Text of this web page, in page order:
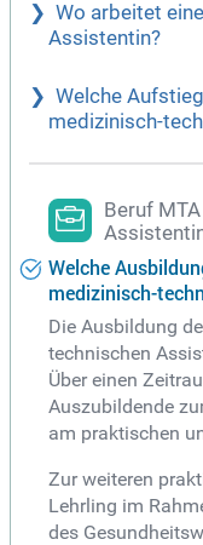
Wo arbeitet
Assistentin?
Welche
medizinisch-
Beruf
Welche
medizinisch-
Die Ausbildung
technischen
Über einen
Auszubildende
am praktischen
Zur weiteren
Lehrling im
des